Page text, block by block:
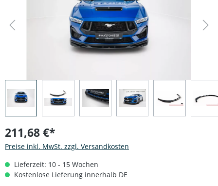
211,68 €*
Preise inkl. MwSt. zzgl. Versandkosten
Lieferzeit: 10 - 15 Wochen
Kostenlose Lieferung innerhalb DE